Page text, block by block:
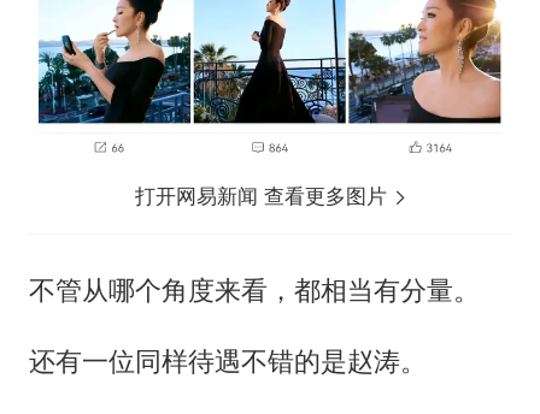
打开网易新闻 查看更多图片
不管从哪个角度来看，都相当有分量。
还有一位同样待遇不错的是赵涛。